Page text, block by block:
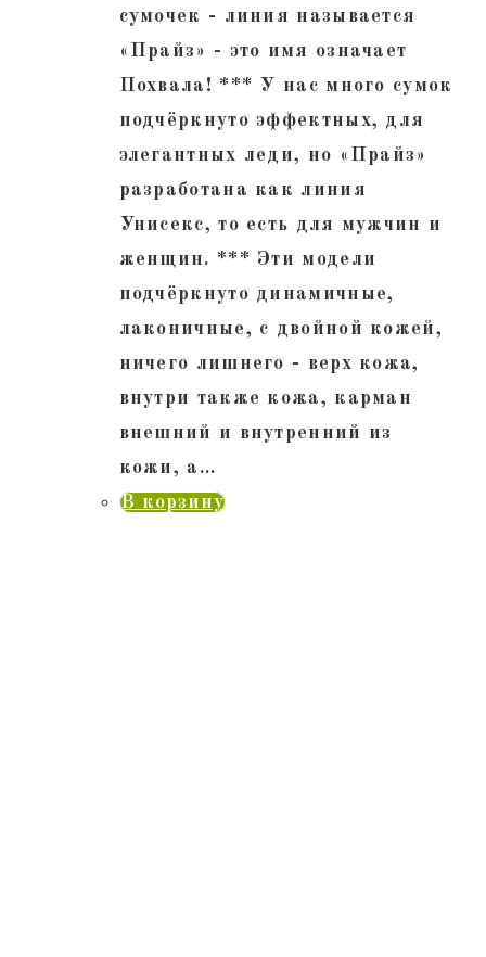
сумочек - линия называется
«Прайз» - это имя означает
Похвала! *** У нас много сумок
подчёркнуто эффектных, для
элегантных леди, но «Прайз»
разработана как линия
Унисекс, то есть для мужчин и
женщин. *** Эти модели
подчёркнуто динамичные,
лаконичные, с двойной кожей,
ничего лишнего - верх кожа,
внутри также кожа, карман
внешний и внутренний из
кожи, а…
В корзину